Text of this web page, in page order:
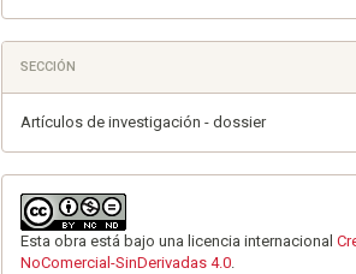
SECCIÓN
Artículos de investigación - dossier
Esta obra está bajo una licencia internacional
NoComercial-SinDerivadas 4.0.